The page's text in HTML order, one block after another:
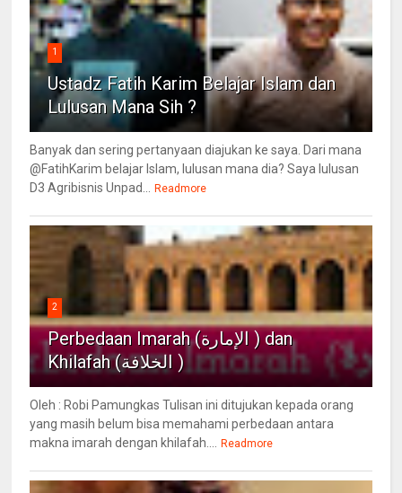
1
Ustadz Fatih Karim Belajar Islam dan
Lulusan Mana Sih ?
Banyak dan sering pertanyaan diajukan ke saya. Dari mana
@FatihKarim belajar Islam, lulusan mana dia? Saya lulusan
D3 Agribisnis Unpad... Readmore
2
Perbedaan Imarah (الإمارة ) dan
Khilafah (الخلافة )
Oleh : Robi Pamungkas Tulisan ini ditujukan kepada orang
yang masih belum bisa memahami perbedaan antara
makna imarah dengan khilafah.... Readmore